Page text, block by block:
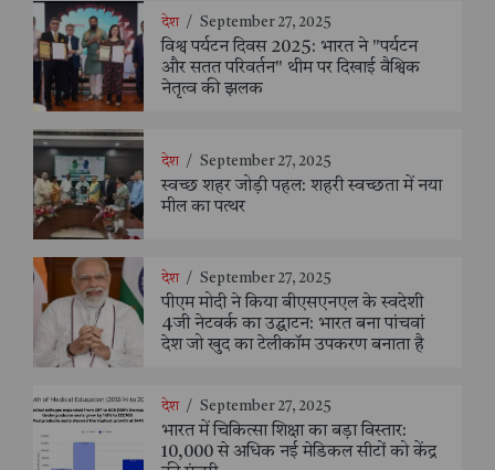
देश / September 27, 2025
विश्व पर्यटन दिवस 2025: भारत ने "पर्यटन
और सतत परिवर्तन" थीम पर दिखाई वैश्विक
नेतृत्व की झलक
देश / September 27, 2025
स्वच्छ शहर जोड़ी पहल: शहरी स्वच्छता में नया
मील का पत्थर
देश / September 27, 2025
पीएम मोदी ने किया बीएसएनएल के स्वदेशी
4जी नेटवर्क का उद्घाटन: भारत बना पांचवां
देश जो खुद का टेलीकॉम उपकरण बनाता है
देश / September 27, 2025
भारत में चिकित्सा शिक्षा का बड़ा विस्तार:
10,000 से अधिक नई मेडिकल सीटों को केंद्र